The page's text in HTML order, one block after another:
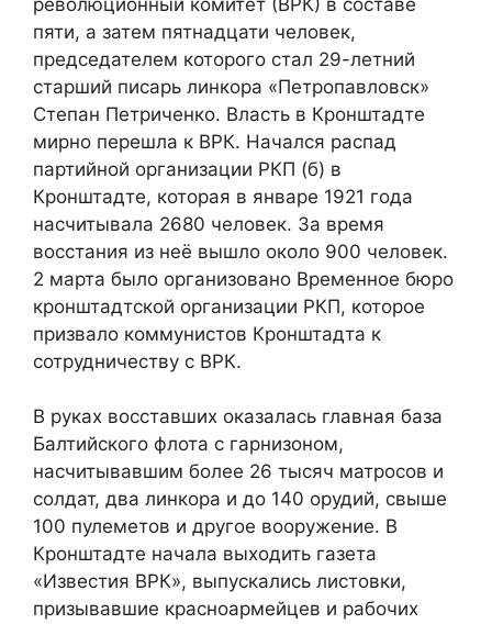
пяти, а затем пятнадцати человек,
председателем которого стал 29-летний
старший писарь линкора «Петропавловск»
Степан Петриченко. Власть в Кронштадте
мирно перешла к ВРК. Начался распад
партийной организации РКП (б) в
Кронштадте, которая в январе 1921 года
насчитывала 2680 человек. За время
восстания из неё вышло около 900 человек.
2 марта было организовано Временное бюро
кронштадтской организации РКП, которое
призвало коммунистов Кронштадта к
сотрудничеству с ВРК.
В руках восставших оказалась главная база
Балтийского флота с гарнизоном,
насчитывавшим более 26 тысяч матросов и
солдат, два линкора и до 140 орудий, свыше
100 пулеметов и другое вооружение. В
Кронштадте начала выходить газета
«Известия ВРК», выпускались листовки,
призывавшие красноармейцев и рабочих